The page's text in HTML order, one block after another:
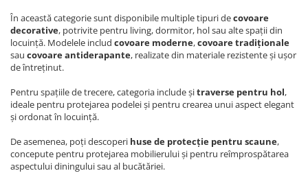
În această categorie sunt disponibile multiple tipuri decovoare
decorative, potrivite pentru living, dormitor, hol sau alte spații din
locuință. Modelele includ covoare moderne,covoare tradiționale
sau covoare antiderapante, realizate din materiale rezistente și ușor
de întreținut.
Pentru spațiile de trecere, categoria include șitraverse pentru hol,
ideale pentru protejarea podelei și pentru crearea unui aspect elegant
și ordonat în locuință.
De asemenea, poți descoperi huse de protecție pentru scaune,
concepute pentru protejarea mobilierului și pentru reîmprospătarea
aspectului diningului sau al bucătăriei.